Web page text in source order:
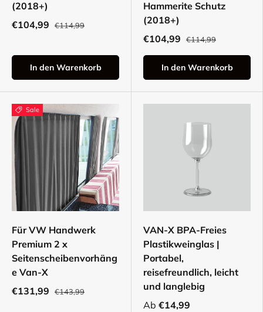
(2018+)
€104,99
€114,99
In den Warenkorb
Hammerite Schutz
(2018+)
€104,99
€114,99
In den Warenkorb
Sale
Für VW Handwerk
Premium 2 x
Seitenscheibenvorhäng
e Van-X
€131,99
€143,99
VAN-X BPA-Freies
Plastikweinglas |
Portabel,
reisefreundlich, leicht
und langlebig
Ab €14,99